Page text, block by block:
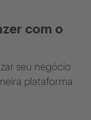
com o
seu negócio
plataforma